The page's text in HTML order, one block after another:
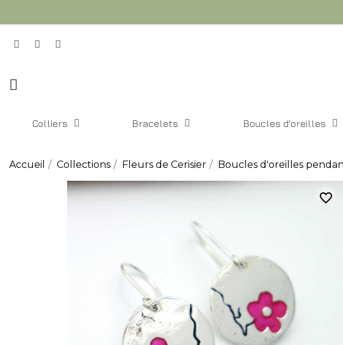
Colliers Bracelets Boucles d'oreilles
Accueil Collections Fleurs de Cerisier Boucles d'oreilles
favorite_border